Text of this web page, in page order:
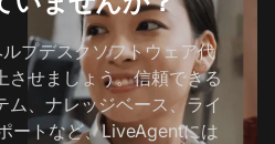
プデスクソフトウェア代
させましょう。信頼できる
ム、ナレッジベース、ライ
ートなど、LiveAgentには